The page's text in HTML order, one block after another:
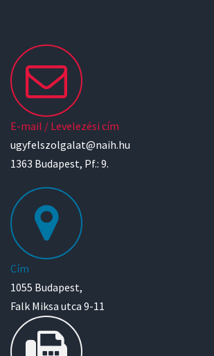
E-mail / Levelezési cím
ugyfelszolgalat@naih.hu
1363 Budapest, Pf.: 9.
Cím
1055 Budapest,
Falk Miksa utca 9-11